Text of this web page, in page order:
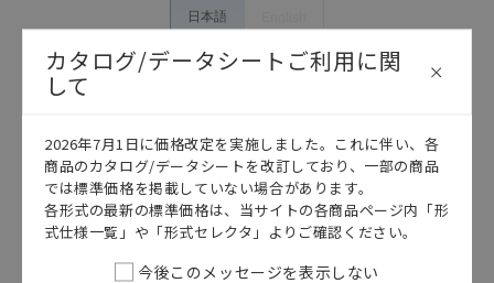
ン事例は参考用ですので、ご採用に際しては機器・装
置の機能や安全性をご確認のうえご使用ください。・
商品に接続される推奨機器等、現在では入手困難なも
のもそのまま記載しています。・誤字、脱字が含まれ
ている可能性がありますがご容赦ください。
記載されているサービス内容や連絡先等は作成当時の
ものであり、変更・改定させていただいている可能性
があります。改めて当サイトの掲載内容をご確認のう
え、ご用命下さいますようお願いいたします。
日本語
カタログ/データシートご利用に関
して
2026年7月1日に価格改定を実施しました。これに伴い、各
商品のカタログ/データシートを改訂しており、一部の商品
では標準価格を掲載していない場合があります。
各形式の最新の標準価格は、当サイトの各商品ページ内「形
式仕様一覧」や「形式セレクタ」よりご確認ください。
今後このメッセージを表示しない